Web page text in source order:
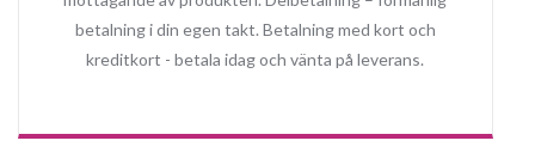
betalning i din egen takt. Betalning med kort och
kreditkort - betala idag och vänta på leverans.